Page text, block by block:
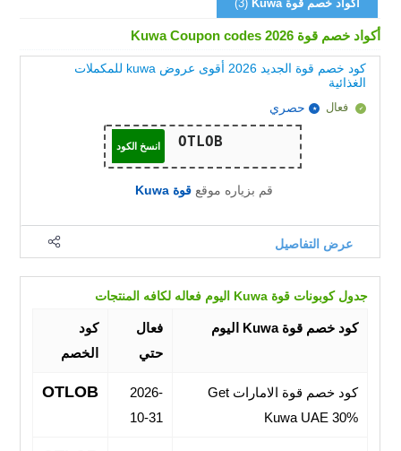
أكواد خصم قوة Kuwa (3)
أكواد خصم قوة Kuwa Coupon codes 2026
كود خصم قوة الجديد 2026 أقوى عروض kuwa للمكملات
الغذائية
فعال حصري
انسخ الكود
قم بزياره موقع قوة Kuwa
عرض التفاصيل
جدول كوبونات قوة Kuwa اليوم فعاله لكافه المنتجات
كود خصم قوة Kuwa اليوم
فعال
حتي
كود
الخصم
كود خصم قوة الامارات Get
Kuwa UAE 30%
2026-
10-31
OTLOB